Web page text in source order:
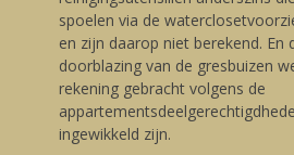
spoelen via de
en zijn daarop niet berekend. En
doorblazing van de gresbuizen
rekening gebracht volgens de
ingewikkeld zijn.